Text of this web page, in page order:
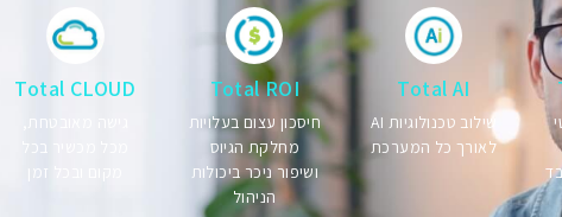
Total AI
שילוב טכנולוגיות AI
לאורך כל המערכת
Total ROI
חיסכון עצום בעלויות
מחלקת הגיוס
ושיפור ניכר ביכולות
הניהול
Total CLOUD
גישה מאובטחת,
מכל מכשיר בכל
מקום ובכל זמן